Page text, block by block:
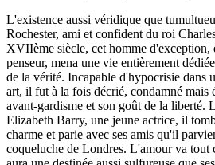
L'existence aussi véridique que
Rochester, ami et confident du roi
XVIIème siècle, cet homme d'exception,
penseur, mena une vie entièrement
de la vérité. Incapable d'hypocrisie dans
art, il fut à la fois décrié, condamné mais
avant-gardisme et son goût de la liberté.
Elizabeth Barry, une jeune actrice, il
charme et parie avec ses amis qu'il
coqueluche de Londres. L'amour va tout